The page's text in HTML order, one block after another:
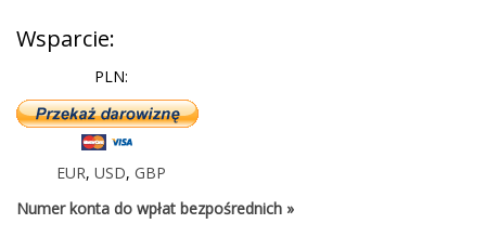
Wsparcie:
PLN:
EUR, USD, GBP
Numer konta do wpłat bezpośrednich »